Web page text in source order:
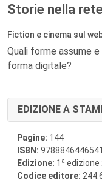
Storie nella rete
Fiction e cinema sul
Quali forme assume
forma digitale?
EDIZIONE A
Pagine: 144
ISBN: 9788846446541
Edizione: 1 a edizione
Codice editore: